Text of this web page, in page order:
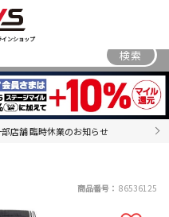
インショップ
検索
店舗 臨時休業のお知らせ
商品番号： 86536125